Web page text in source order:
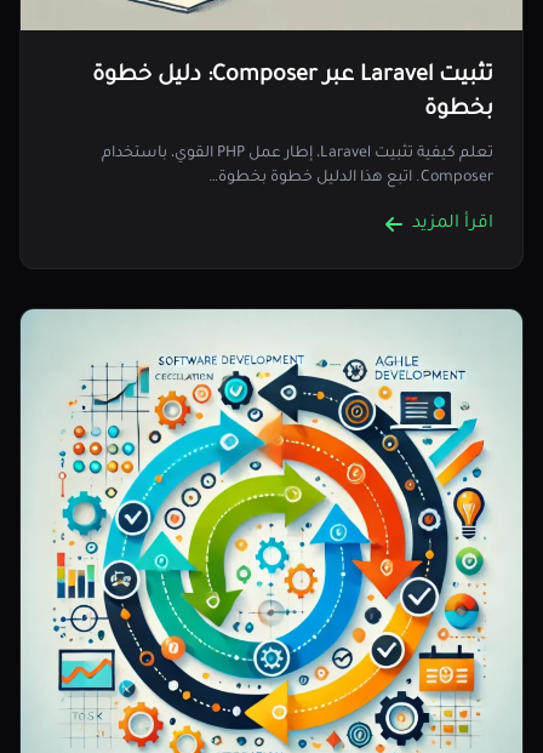
تثبيت Laravel عبر Composer: دليل خطوة
بخطوة
تعلم كيفية تثبيت Laravel، إطار عمل PHP القوي، باستخدام
Composer. اتبع هذا الدليل خطوة بخطوة…
اقرأ المزيد